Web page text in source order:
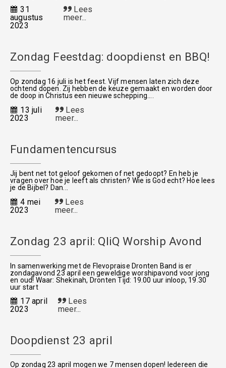
31
augustus
2023
Lees
meer...
Zondag Feestdag: doopdienst en BBQ!
Op zondag 16 juli is het feest. Vijf mensen laten zich deze
ochtend dopen. Zij hebben de keuze gemaakt en worden door
de doop in Christus een nieuwe schepping....
13 juli
2023
Lees
meer...
Fundamentencursus
Jij bent net tot geloof gekomen of net gedoopt? En heb je
vragen over hoe je leeft als christen? Wie is God echt? Hoe lees
je de Bijbel? Dan...
4 mei
2023
Lees
meer...
Zondag 23 april: QliQ Worship Avond
In samenwerking met de Flevopraise Dronten Band is er
zondagavond 23 april een geweldige worshipavond voor jong
en oud! Waar: Shekinah, Dronten Tijd: 19.00 uur inloop, 19.30
uur start
17 april
2023
Lees
meer...
Doopdienst 23 april
Op zondag 23 april mogen we 7 mensen dopen! Iedereen die